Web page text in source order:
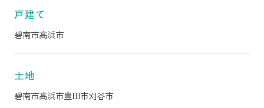
戸建て
碧南市高浜市
土地
碧南市高浜市豊田市刈谷市